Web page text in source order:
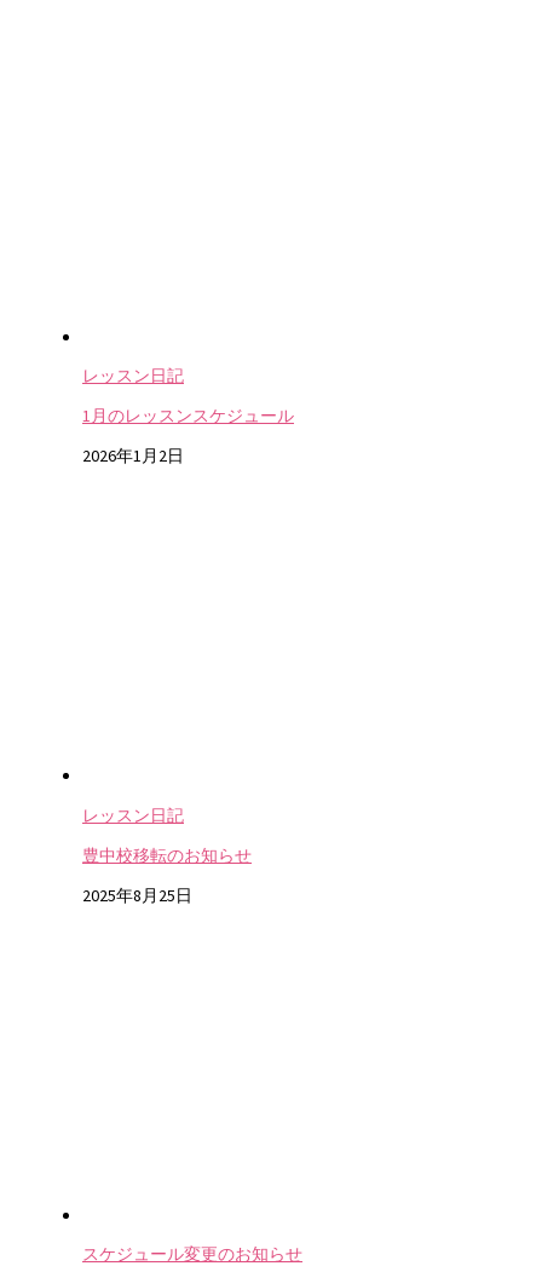
レッスン日記
1月のレッスンスケジュール
2026年1月2日
レッスン日記
豊中校移転のお知らせ
2025年8月25日
スケジュール変更のお知らせ